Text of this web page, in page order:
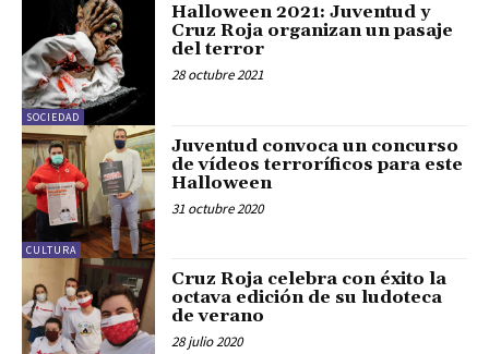
SOCIEDAD
Halloween 2021: Juventud y
Cruz Roja organizan un pasaje
del terror
28 octubre 2021
CULTURA
Juventud convoca un concurso
de vídeos terroríficos para este
Halloween
31 octubre 2020
Cruz Roja celebra con éxito la
octava edición de su ludoteca
de verano
28 julio 2020